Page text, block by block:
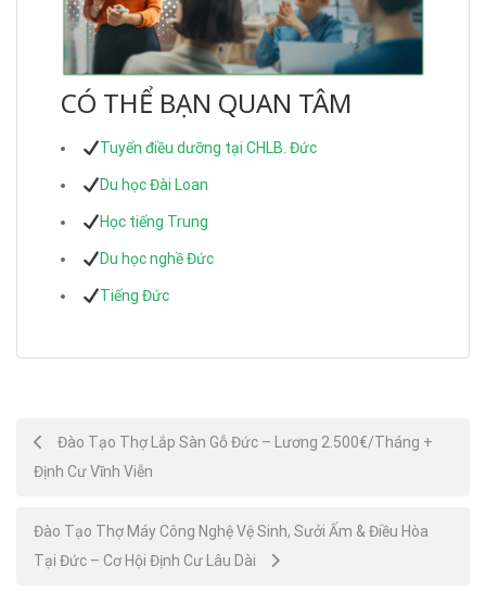
CÓ THỂ BẠN QUAN TÂM
Tuyển điều dưỡng tại CHLB. Đức
Du học Đài Loan
Học tiếng Trung
Du học nghề Đức
Tiếng Đức
Post
navigation
Đào Tạo Thợ Lắp Sàn Gỗ Đức – Lương 2.500€/Tháng +
Định Cư Vĩnh Viễn
Đào Tạo Thợ Máy Công Nghệ Vệ Sinh, Sưởi Ấm & Điều Hòa
Tại Đức – Cơ Hội Định Cư Lâu Dài